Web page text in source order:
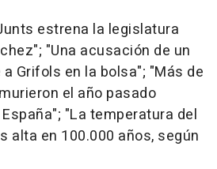
estrena la legislatura
"Una acusación de un
Grifols en la bolsa"; "Más de
el año pasado
"La temperatura del
alta en 100.000 años, según